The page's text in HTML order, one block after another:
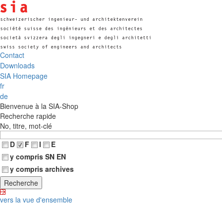
Contact
Downloads
SIA Homepage
fr
de
Bienvenue à la SIA-Shop
Recherche rapide
No, titre, mot-clé
D
F I
E
y compris SN EN
y compris archives
vers la vue d'ensemble